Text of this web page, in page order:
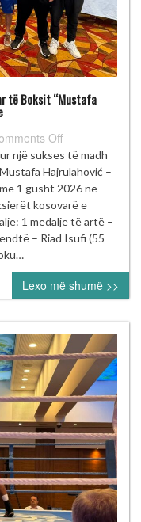
të Boksit “Mustafa
Offon
Kosova
shkëlqen
në
Turneun
Ndërkombëtar
të
“Mustafa
Hajrulahović
–
Talijan”
me
gjashtë
medalje
një sukses të madh
Hajrulahović –
1 gusht 2026 në
kosovarë e
1 medalje të artë –
– Riad Isufi (55
Lexo më shumë >>